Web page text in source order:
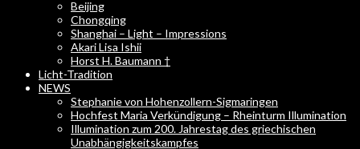
Beijing
Chongqing
Shanghai – Light – Impressions
Akari Lisa Ishii
Horst H. Baumann †
Licht-Tradition
NEWS
Stephanie von Hohenzollern-Sigmaringen
Hochfest Maria Verkündigung – Rheinturm Illumination
Illumination zum 200. Jahrestag des griechischen
Unabhängigkeitskampfes